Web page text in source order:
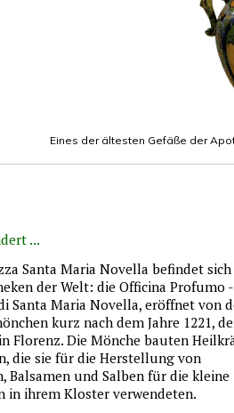
Eines der ältesten Gefäße der
...
Santa Maria Novella befindet
der Welt: die Officina Profumo -
Santa Maria Novella, eröffnet von
kurz nach dem Jahre 1221,
Florenz. Die Mönche bauten
die sie für die Herstellung von
Balsamen und Salben für die kleine
in ihrem Kloster verwendeten.